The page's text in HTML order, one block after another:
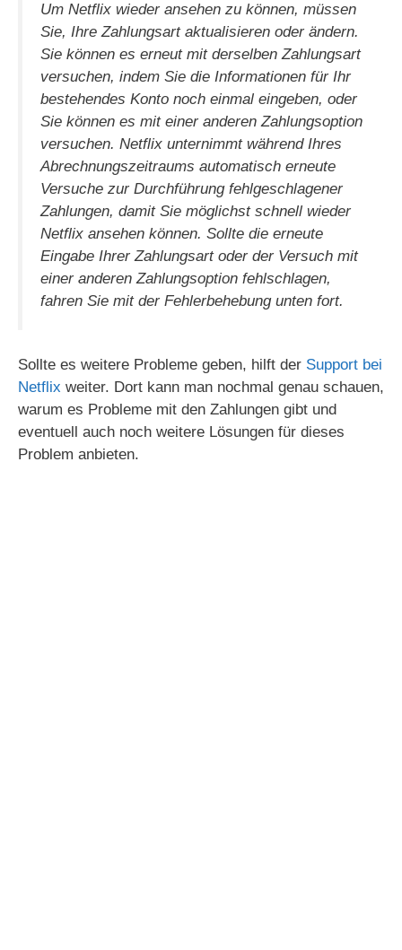
Um Netflix wieder ansehen zu können, müssen
Sie, Ihre Zahlungsart aktualisieren oder ändern.
Sie können es erneut mit derselben Zahlungsart
versuchen, indem Sie die Informationen für Ihr
bestehendes Konto noch einmal eingeben, oder
Sie können es mit einer anderen Zahlungsoption
versuchen. Netflix unternimmt während Ihres
Abrechnungszeitraums automatisch erneute
Versuche zur Durchführung fehlgeschlagener
Zahlungen, damit Sie möglichst schnell wieder
Netflix ansehen können. Sollte die erneute
Eingabe Ihrer Zahlungsart oder der Versuch mit
einer anderen Zahlungsoption fehlschlagen,
fahren Sie mit der Fehlerbehebung unten fort.
Sollte es weitere Probleme geben, hilft der Support bei
Netflix weiter. Dort kann man nochmal genau schauen,
warum es Probleme mit den Zahlungen gibt und
eventuell auch noch weitere Lösungen für dieses
Problem anbieten.